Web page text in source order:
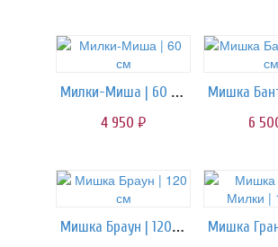
Милки-Миша | 60 см
4 950 руб. 6
Мишка Браун | 120 см